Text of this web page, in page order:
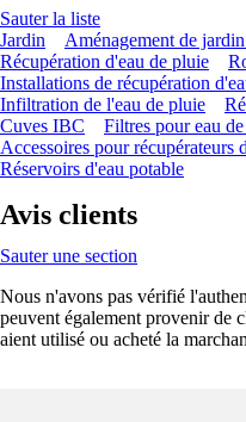
Sauter la liste
Jardin
Aménagement de
Récupération d'eau de pluie
Installations de récupération
Infiltration de l'eau de pluie
Cuves IBC
Filtres pour eau
Accessoires pour récupérateurs
Réservoirs d'eau potable
Avis clients
Sauter une section
Nous n'avons pas vérifié
peuvent également provenir de
aient utilisé ou acheté la